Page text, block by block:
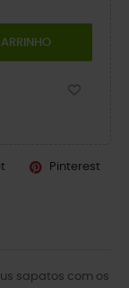
Pinterest
sapatos com os